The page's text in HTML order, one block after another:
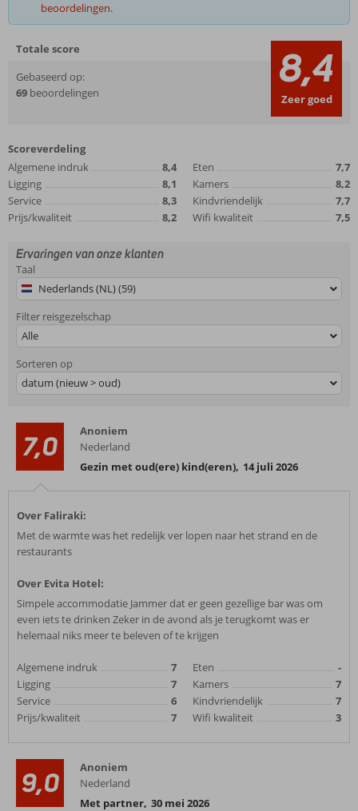
beoordelingen.
Totale score
Gebaseerd op:
69 beoordelingen 8,4
Zeer goed
Scoreverdeling
Algemene indruk
8,4
Ligging
8,1
Service
8,3
Prijs/kwaliteit
8,2
Eten
7,7
Kamers
8,2
Kindvriendelijk
7,7
Wifi kwaliteit
7,5
Ervaringen van onze klanten
Taal
Nederlands (NL) (59)
Filter reisgezelschap
Alle
Sorteren op
datum (nieuw > oud)
7,0
Anoniem
Nederland
Gezin met oud(ere) kind(eren), 14 juli 2026
Over Faliraki:
Met de warmte was het redelijk ver lopen naar het strand en de
restaurants
Over Evita Hotel:
Simpele accommodatie Jammer dat er geen gezellige bar was om
even iets te drinken Zeker in de avond als je terugkomt was er
helemaal niks meer te beleven of te krijgen
Algemene indruk
7
Ligging
7
Service
6
Prijs/kwaliteit
7
Eten
-
Kamers
7
Kindvriendelijk
7
Wifi kwaliteit
3
9,0
Anoniem
Nederland
Met partner, 30 mei 2026